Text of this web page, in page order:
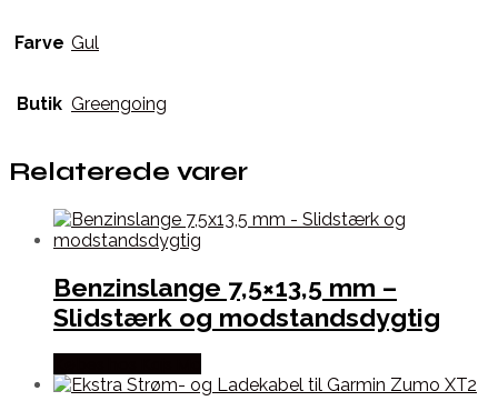
Farve Gul
Butik Greengoing
Relaterede varer
Benzinslange 7,5×13,5 mm –
Slidstærk og modstandsdygtig